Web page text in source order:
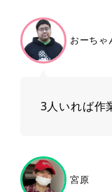
おーちゃ
3人いれば作
宮原